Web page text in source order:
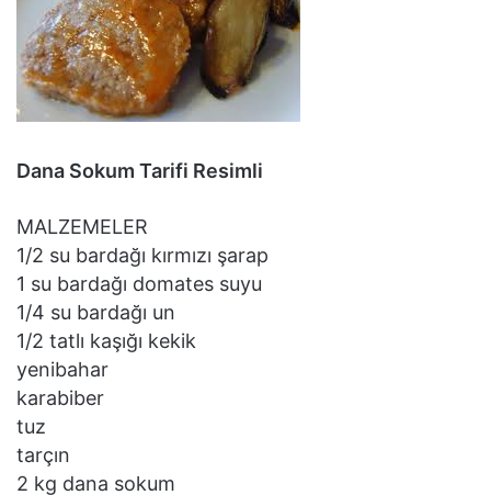
Dana Sokum Tarifi Resimli
MALZEMELER
1/2 su bardağı kırmızı şarap
1 su bardağı domates suyu
1/4 su bardağı un
1/2 tatlı kaşığı kekik
yenibahar
karabiber
tuz
tarçın
2 kg dana sokum